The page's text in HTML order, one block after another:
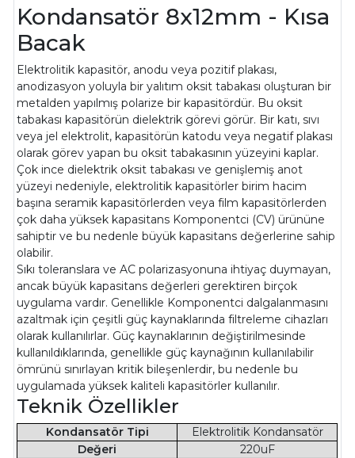
Kondansatör 8x12mm - Kısa
Bacak
Elektrolitik kapasitör, anodu veya pozitif plakası,
anodizasyon yoluyla bir yalıtım oksit tabakası oluşturan bir
metalden yapılmış polarize bir kapasitördür. Bu oksit
tabakası kapasitörün dielektrik görevi görür. Bir katı, sıvı
veya jel elektrolit, kapasitörün katodu veya negatif plakası
olarak görev yapan bu oksit tabakasının yüzeyini kaplar.
Çok ince dielektrik oksit tabakası ve genişlemiş anot
yüzeyi nedeniyle, elektrolitik kapasitörler birim hacim
başına seramik kapasitörlerden veya film kapasitörlerden
çok daha yüksek kapasitans Komponentci (CV) ürününe
sahiptir ve bu nedenle büyük kapasitans değerlerine sahip
olabilir.
Sıkı toleranslara ve AC polarizasyonuna ihtiyaç duymayan,
ancak büyük kapasitans değerleri gerektiren birçok
uygulama vardır. Genellikle Komponentci dalgalanmasını
azaltmak için çeşitli güç kaynaklarında filtreleme cihazları
olarak kullanılırlar. Güç kaynaklarının değiştirilmesinde
kullanıldıklarında, genellikle güç kaynağının kullanılabilir
ömrünü sınırlayan kritik bileşenlerdir, bu nedenle bu
uygulamada yüksek kaliteli kapasitörler kullanılır.
Teknik Özellikler
Kondansatör Tipi
Elektrolitik Kondansatör
Değeri
220uF